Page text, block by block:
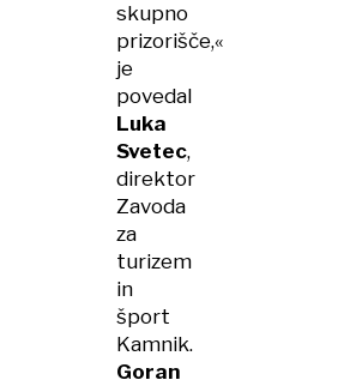
skupno
prizorišče,«
je
povedal
Luka
Svetec,
direktor
Zavoda
za
turizem
in
šport
Kamnik.
Goran